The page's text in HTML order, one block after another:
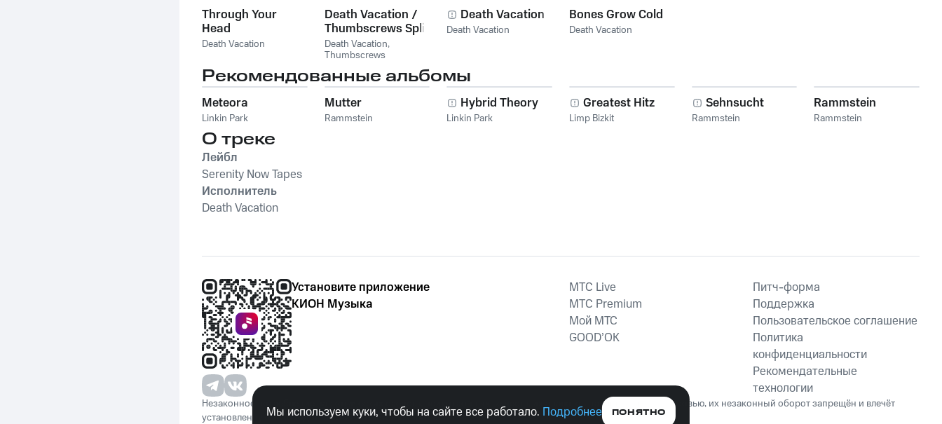
Through Your
Head
Death Vacation
Death Vacation /
Thumbscrews Split
Death Vacation,
Thumbscrews
Death Vacation
Death Vacation
Bones Grow Cold
Death Vacation
Рекомендованные альбомы
Meteora
Linkin Park
Mutter
Rammstein
Hybrid Theory
Linkin Park
Greatest Hitz
Limp Bizkit
Sehnsucht
Rammstein
Rammstein
Rammstein
О треке
Лейбл
Serenity Now Tapes
Исполнитель
Death Vacation
Установите приложение
КИОН Музыка
MTС Live
MTС Premium
Мой МТС
GOOD’OK
Питч-форма
Поддержка
Пользовательское соглашение
Политика
конфиденциальности
Рекомендательные
технологии
Незаконное потребление наркотических средств, психотропных веществ, их аналогов причиняет вред здоровью, их незаконный оборот запрещён и влечёт
установленную законодательством ответственность.
Мы используем куки, чтобы на сайте все работало. Подробнее ПОНЯТНО